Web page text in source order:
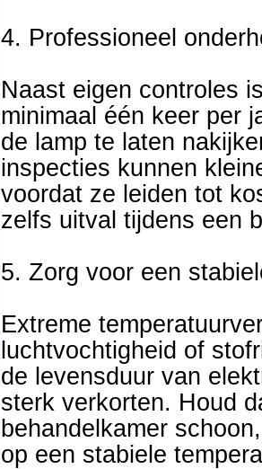
4. Professioneel
Naast eigen controles
minimaal één keer per
de lamp te laten
inspecties kunnen
voordat ze leiden tot
zelfs uitval tijdens een
5. Zorg voor een
Extreme
luchtvochtigheid of
de levensduur van
sterk verkorten. Houd
behandelkamer
op een stabiele